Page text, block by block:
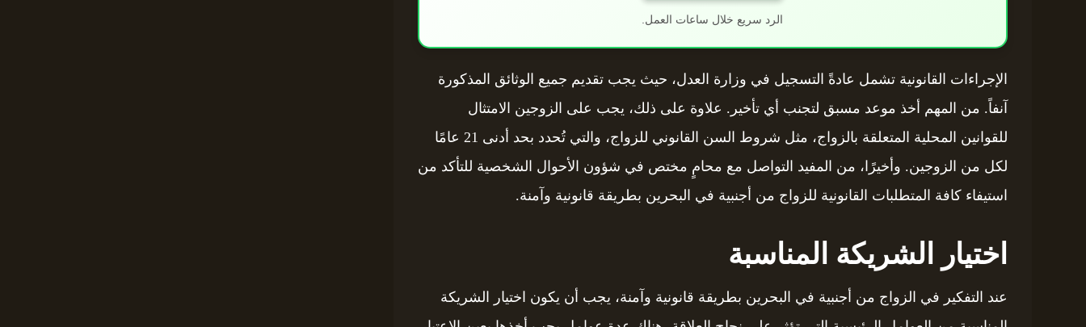
الرد سريع خلال ساعات العمل.
الإجراءات القانونية تشمل عادةً التسجيل في وزارة العدل، حيث يجب تقديم جميع الوثائق المذكورة
آنفاً. من المهم أخذ موعد مسبق لتجنب أي تأخير. علاوة على ذلك، يجب على الزوجين الامتثال
للقوانين المحلية المتعلقة بالزواج، مثل شروط السن القانوني للزواج، والتي تُحدد بحد أدنى 21 عامًا
لكل من الزوجين. وأخيرًا، من المفيد التواصل مع محامٍ مختص في شؤون الأحوال الشخصية للتأكد من
استيفاء كافة المتطلبات القانونية للزواج من أجنبية في البحرين بطريقة قانونية وآمنة.
اختيار الشريكة المناسبة
عند التفكير في الزواج من أجنبية في البحرين بطريقة قانونية وآمنة، يجب أن يكون اختيار الشريكة